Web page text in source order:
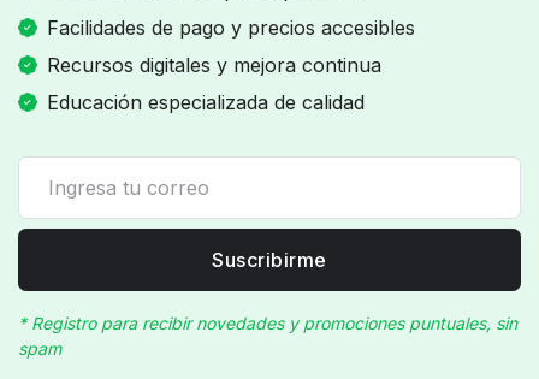
Facilidades de pago y precios accesibles
Recursos digitales y mejora continua
Educación especializada de calidad
Suscribirme
* Registro para recibir novedades y promociones puntuales, sin
spam